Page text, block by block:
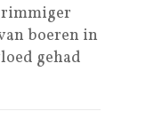
boeren in
gehad